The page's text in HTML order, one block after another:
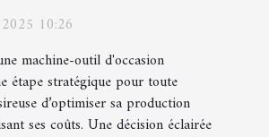
la production ?
10:26
machine-outil d'occasion
étape stratégique pour toute
d’optimiser sa production
ses coûts. Une décision éclairée